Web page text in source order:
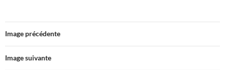
Image précédente
Image suivante